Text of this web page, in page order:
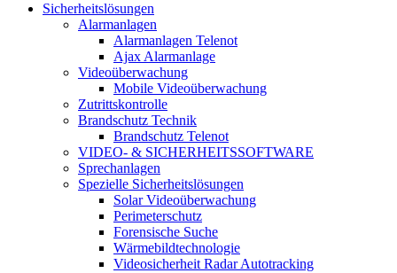
Sicherheitslösungen
Alarmanlagen
Alarmanlagen Telenot
Ajax Alarmanlage
Videoüberwachung
Mobile Videoüberwachung
Zutrittskontrolle
Brandschutz Technik
Brandschutz Telenot
VIDEO- & SICHERHEITSSOFTWARE
Sprechanlagen
Spezielle Sicherheitslösungen
Solar Videoüberwachung
Perimeterschutz
Forensische Suche
Wärmebildtechnologie
Videosicherheit Radar Autotracking​